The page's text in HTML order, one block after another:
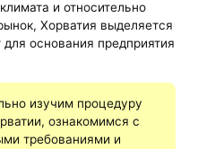
и относительно
Хорватия выделяется
основания предприятия
изучим процедуру
ознакомимся с
требованиями и